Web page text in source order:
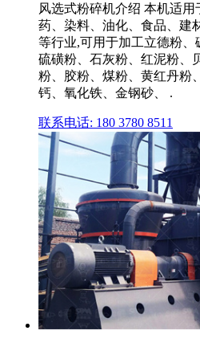
风选式粉碎机介绍 本机适用
药、染料、油化、食品、建
等行业,可用于加工立德粉、
硫磺粉、石灰粉、红泥粉、
粉、胶粉、煤粉、黄红丹粉
钙、氧化铁、金钢砂、 .
联系电话: 180 3780 8511